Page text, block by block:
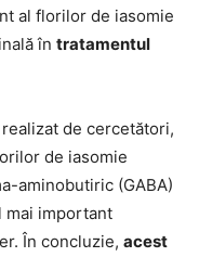
al florilor de iasomie
în tratamentul
de cercetători,
de iasomie
aminobutiric (GABA)
mai important
În concluzie, acest